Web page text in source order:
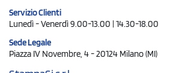
Servizio Clienti
Lunedì - Venerdì 9.00-13.00 | 14.30-18.00
Sede Legale
Piazza IV Novembre, 4 - 20124 Milano (MI)